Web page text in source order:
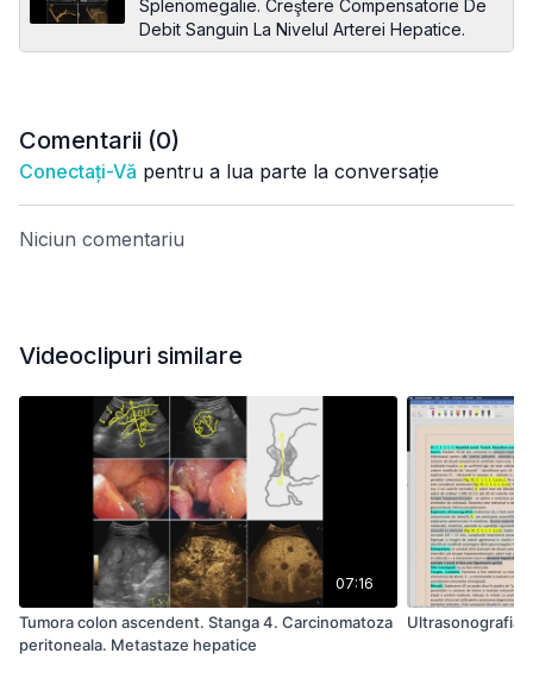
Splenomegalie. Creştere Compensatorie De
Debit Sanguin La Nivelul Arterei Hepatice.
Comentarii (0)
Conectați-Vă pentru a lua parte la conversație
Niciun comentariu
Videoclipuri similare
07:16
Tumora colon ascendent. Stanga 4. Carcinomatoza
peritoneala. Metastaze hepatice